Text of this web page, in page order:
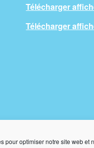
pour optimiser notre site web et
Télécharger
Télécharger